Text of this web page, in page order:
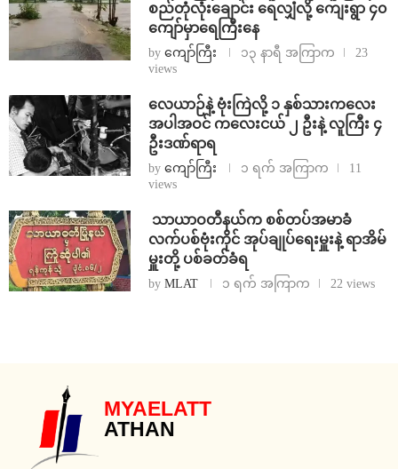
စည်တုံလုံးချောင်း ရေလျှံလို့ ကျေးရွာ ၄၀
ကျော်မှာရေကြီးနေ
by ကျော်ကြီး ၁၃ နာရီ အကြာက
23
views
⁨လေယာဉ်နဲ့ ဗုံးကြဲလို့ ၁ နှစ်သားကလေး
အပါအဝင် ကလေးငယ် ၂ ဦးနဲ့ လူကြီး ၄
ဦးဒဏ်ရာရ
by ကျော်ကြီး ၁ ရက် အကြာက
11
views
⁩ ⁨သာယာဝတီနယ်က စစ်တပ်အမာခံ
လက်ပစ်ဗုံးကိုင် အုပ်ချုပ်ရေးမှူးနဲ့ ရာအိမ်
မှူးတို့ ပစ်ခတ်ခံရ
by MLAT ၁ ရက် အကြာက 22 views
MYAELATT
ATHAN